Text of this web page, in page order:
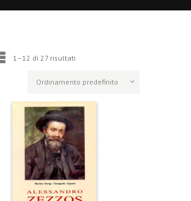
1–12 di 27 risultati